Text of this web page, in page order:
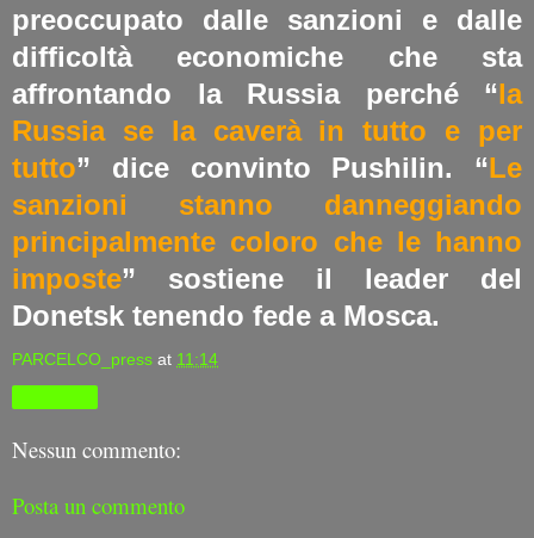
preoccupato dalle sanzioni e dalle
difficoltà economiche che sta
affrontando la Russia perché “la
Russia se la caverà in tutto e per
tutto” dice convinto Pushilin. “Le
sanzioni stanno danneggiando
principalmente coloro che le hanno
imposte” sostiene il leader del
Donetsk tenendo fede a Mosca.
PARCELCO_press at 11:14
Nessun commento:
Posta un commento